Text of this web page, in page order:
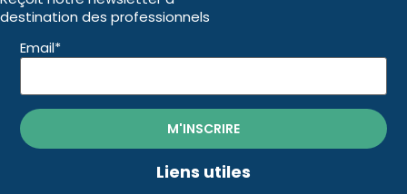
Email*
destination des professionnels
Liens utiles